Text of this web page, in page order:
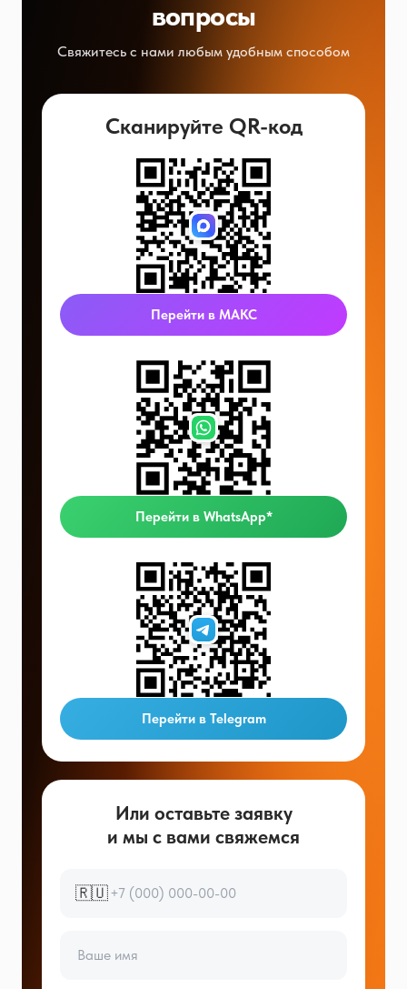
вопросы
Свяжитесь с нами любым удобным способом
Сканируйте QR-код
Перейти в МАКС
Перейти в WhatsApp*
Перейти в Telegram
Или оставьте заявку
и мы с вами свяжемся
🇷🇺